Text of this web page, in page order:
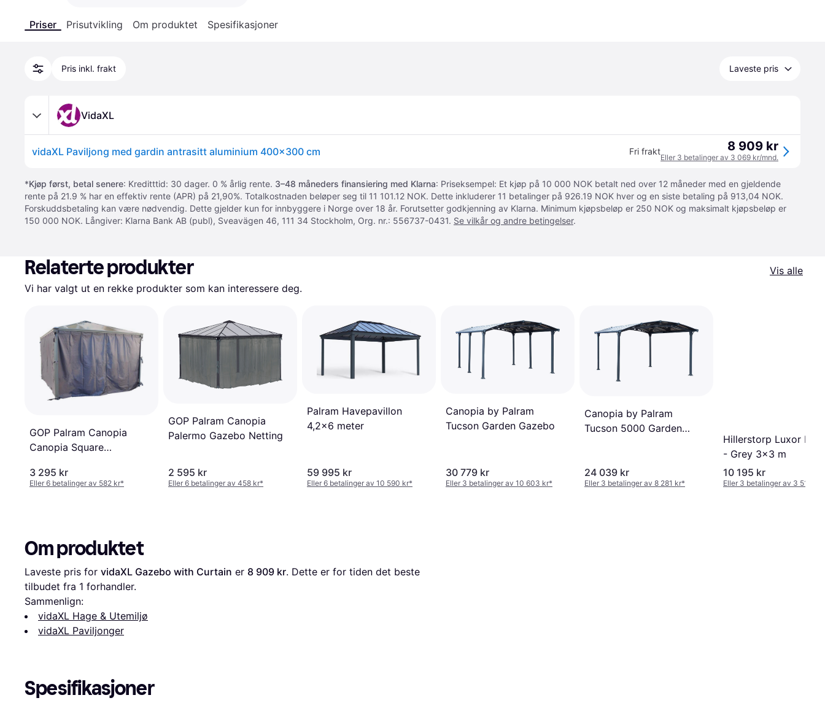
Priser Prisutvikling Om produktet Spesifikasjoner
Pris inkl. frakt Laveste pris
VidaXL
vidaXL Paviljong med gardin antrasitt aluminium 400x300 cm Fri frakt 8 909 kr
Eller 3 betalinger av 3 069 kr/mnd.
*Kjøp først, betal senere: Kreditttid: 30 dager. 0 % årlig rente. 3–48 måneders finansiering med Klarna: Priseksempel: Et kjøp på 10 000 NOK betalt ned over 12 måneder med en gjeldende
rente på 21.9 % har en effektiv rente (APR) på 21,90%. Totalkostnaden beløper seg til 11 101.12 NOK. Dette inkluderer 11 betalinger på 926.19 NOK hver og en siste betaling på 913,04 NOK.
Forskuddsbetaling kan være nødvendig. Dette gjelder kun for innbyggere i Norge over 18 år. Forutsetter godkjenning av Klarna. Minimum kjøpsbeløp er 250 NOK og maksimalt kjøpsbeløp er
150 000 NOK. Långiver: Klarna Bank AB (publ), Sveavägen 46, 111 34 Stockholm, Org. nr.: 556737-0431. Se vilkår og andre betingelser.
Relaterte produkter
Vis alle
Vi har valgt ut en rekke produkter som kan interessere deg.
GOP Palram Canopia
Canopia Square
Curtain
3 295 kr
Eller 6 betalinger av 582 kr*
GOP Palram Canopia
Palermo Gazebo Netting
2 595 kr
Eller 6 betalinger av 458 kr*
Palram Havepavillon
4,2x6 meter
59 995 kr
Eller 6 betalinger av 10 590 kr*
Canopia by Palram
Tucson Garden Gazebo
30 779 kr
Eller 3 betalinger av 10 603 kr*
Canopia by Palram
Tucson 5000 Garden
24 039 kr
Eller 3 betalinger av 8 281 kr*
Hillerstorp Luxor
- Grey 3x3 m
10 195 kr
Eller 3 betalinger av 3 512 kr
Om produktet
Laveste pris for vidaXL Gazebo with Curtain er 8 909 kr. Dette er for tiden det beste
tilbudet fra 1 forhandler.
Sammenlign:
vidaXL Hage & Utemiljø
vidaXL Paviljonger
Spesifikasjoner